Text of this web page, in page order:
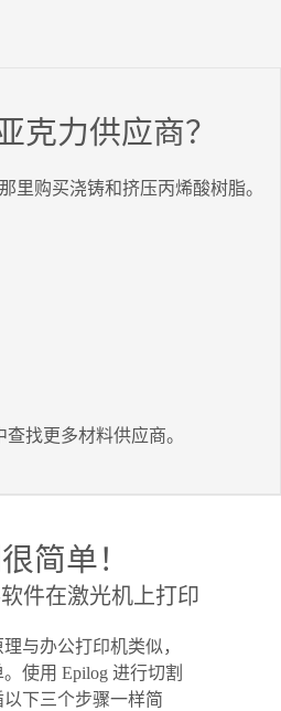
克力供应商？
里购买浇铸和挤压丙烯酸树脂。
查找更多材料供应商。
简单！
件在激光机上打印
与办公打印机类似，
使用 Epilog 进行切割
下三个步骤一样简